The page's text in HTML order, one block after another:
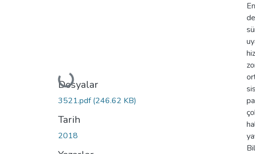
Yükleniyor...
Dosyalar
3521.pdf(246.62 KB)
Tarih
2018